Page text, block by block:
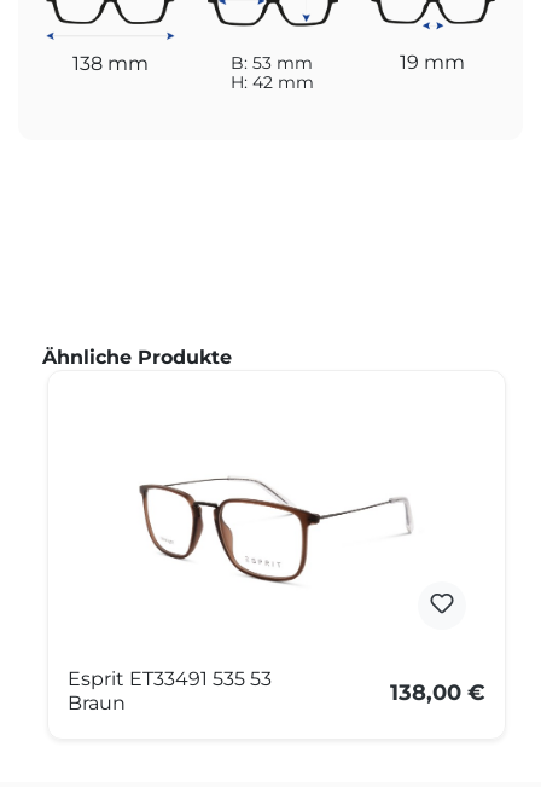
138 mm
B: 53 mm
H: 42 mm
19 mm
Produktgalerie überspringen
Ähnliche Produkte
Esprit ET33491 535 53
Braun
138,00 €